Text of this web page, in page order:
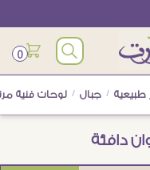
0
طبيعية / جبال / لوحات فنية
دافئة